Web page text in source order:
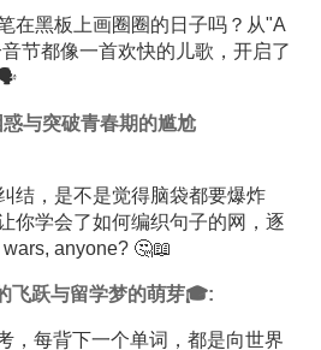
在黑板上画圈圈的日子吗？从"A
节都像一首欢快的儿歌，开启了
与突破青春期的尴尬
结，是不是觉得脑袋都要爆炸
你学会了如何编织句子的网，逐
anyone? 🤔📖
飞跃与留学梦的萌芽🎓:
，每背下一个单词，都是向世界